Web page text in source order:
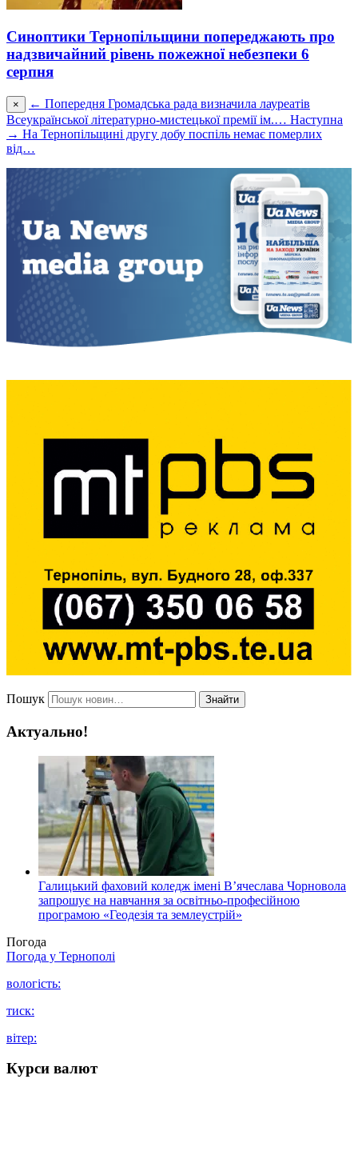
Синоптики Тернопільщини попереджають про
надзвичайний рівень пожежної небезпеки 6
серпня
× ← Попередня Громадська рада визначила лауреатів
Всеукраїнської літературно-мистецької премії ім.… Наступна
→ На Тернопільщині другу добу поспіль немає померлих
від…
Пошук Знайти
Актуально!
Галицький фаховий коледж імені В’ячеслава Чорновола
запрошує на навчання за освітньо-професійною
програмою «Геодезія та землеустрій»
Погода
Погода у Тернополі
вологість:
тиск:
вітер:
Курси валют